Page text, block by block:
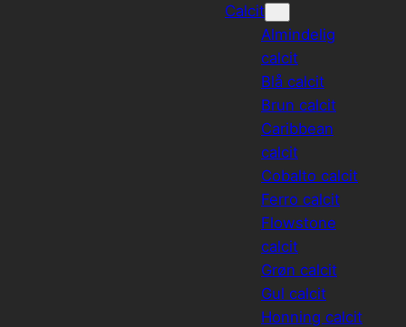
Calcit
Almindelig
calcit
Blå calcit
Brun calcit
Caribbean
calcit
Cobalto calcit
Ferro calcit
Flowstone
calcit
Grøn calcit
Gul calcit
Honning calcit